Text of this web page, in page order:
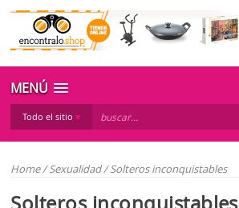
MENÚ
Todo el sitio
Home/Sexualidad/Solteros inconquistables